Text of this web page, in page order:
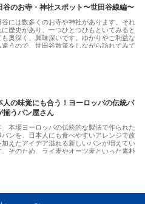
の特集] パンを楽しむ祭典「世田谷パン祭り
」
谷のお寺・神社スポット〜世田谷線編〜
谷には数多くのお寺や神社があります。それ
に歴史があり、一つひとつひもといてみると
も奥深く、興味深いです。ゆかりやご利益な
違うので、世田谷散策をしながら訪れてみて
人の味覚にも合う！ヨーロッパの伝統パ
揃うパン屋さん
、本場ヨーロッパの伝統的な製法で作られた
パンを、日本人にも食べやすいアレンジで改
加えたアイデア溢れる新しいパンが増えてい
。そのため、ライ麦やオーツ麦といった素朴